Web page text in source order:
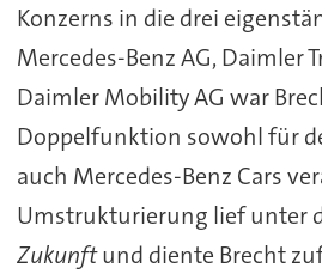
Konzerns in die drei
Mercedes-Benz AG, Daimler
Daimler Mobility AG war
Doppelfunktion sowohl für
auch Mercedes-Benz Cars
Umstrukturierung lief unter
Zukunftund diente Brecht